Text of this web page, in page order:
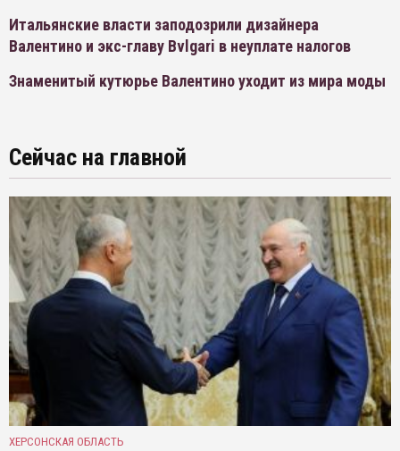
Итальянские власти заподозрили дизайнера
Валентино и экс-главу Bvlgari в неуплате налогов
Знаменитый кутюрье Валентино уходит из мира моды
Сейчас на главной
ХЕРСОНСКАЯ ОБЛАСТЬ